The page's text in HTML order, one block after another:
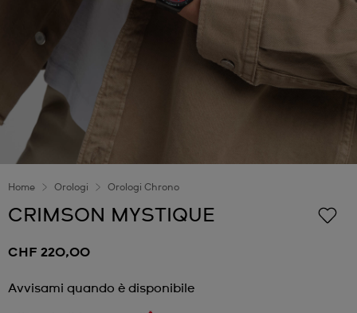
Home Orologi Orologi Chrono
CRIMSON MYSTIQUE
CHF 220,00
Avvisami quando è disponibile